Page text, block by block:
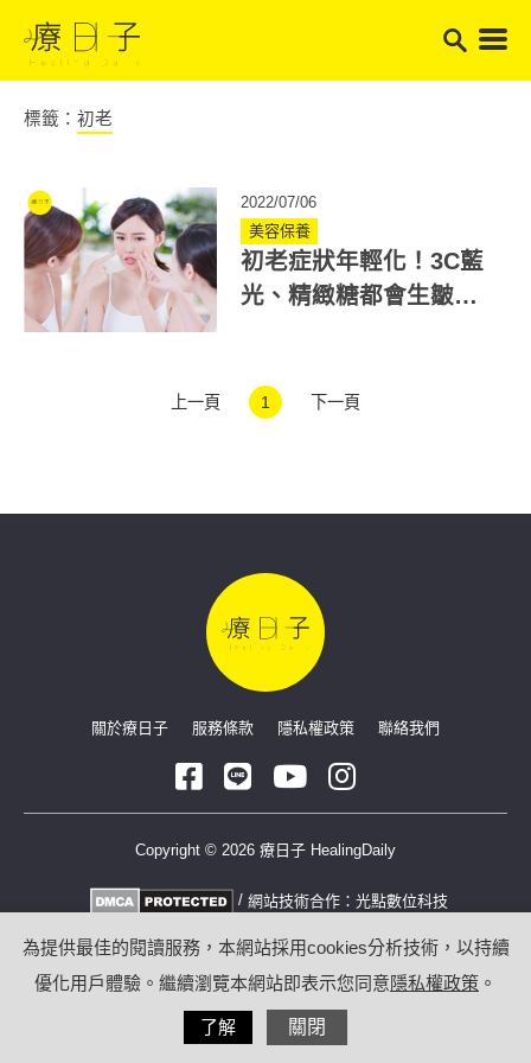
標籤： 初老
2022/07/06
美容保養
初老症狀年輕化！3C藍
光、精緻糖都會生皺紋
上一頁 1 下一頁
關於療日子 服務條款 隱私權政策 聯絡我們
Copyright © 2026 療日子 HealingDaily
/ 網站技術合作： 光點數位科技
為提供最佳的閱讀服務，本網站採用cookies分析技術，以持續
優化用戶體驗。繼續瀏覽本網站即表示您同意隱私權政策 。
了解 關閉